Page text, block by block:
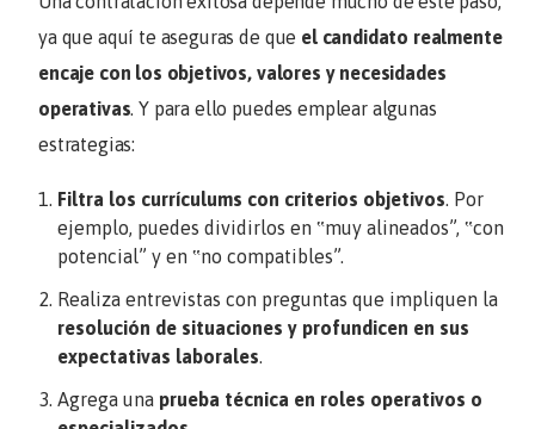
ya que aquí te aseguras de que el candidato realmente
encaje con los objetivos, valores y necesidades
operativas. Y para ello puedes emplear algunas
estrategias:
Filtra los currículums con criterios objetivos. Por
ejemplo, puedes dividirlos en ‟muy alineados”, ‟con
potencial” y en ‟no compatibles”.
Realiza entrevistas con preguntas que impliquen la
resolución de situaciones y profundicen en sus
expectativas laborales.
Agrega una prueba técnica en roles operativos o